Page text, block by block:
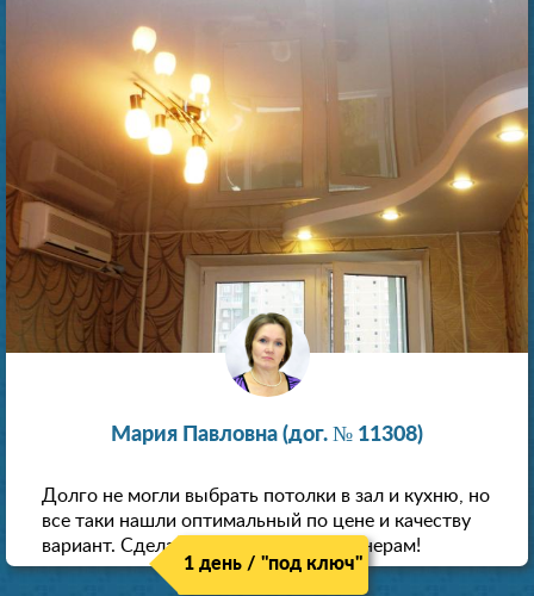
Мария Павловна (дог. № 11308)
Долго не могли выбрать потолки в зал и кухню, но
все таки нашли оптимальный по цене и качеству
вариант. Сделали скидку как пенсионерам!
1 день / "под ключ"